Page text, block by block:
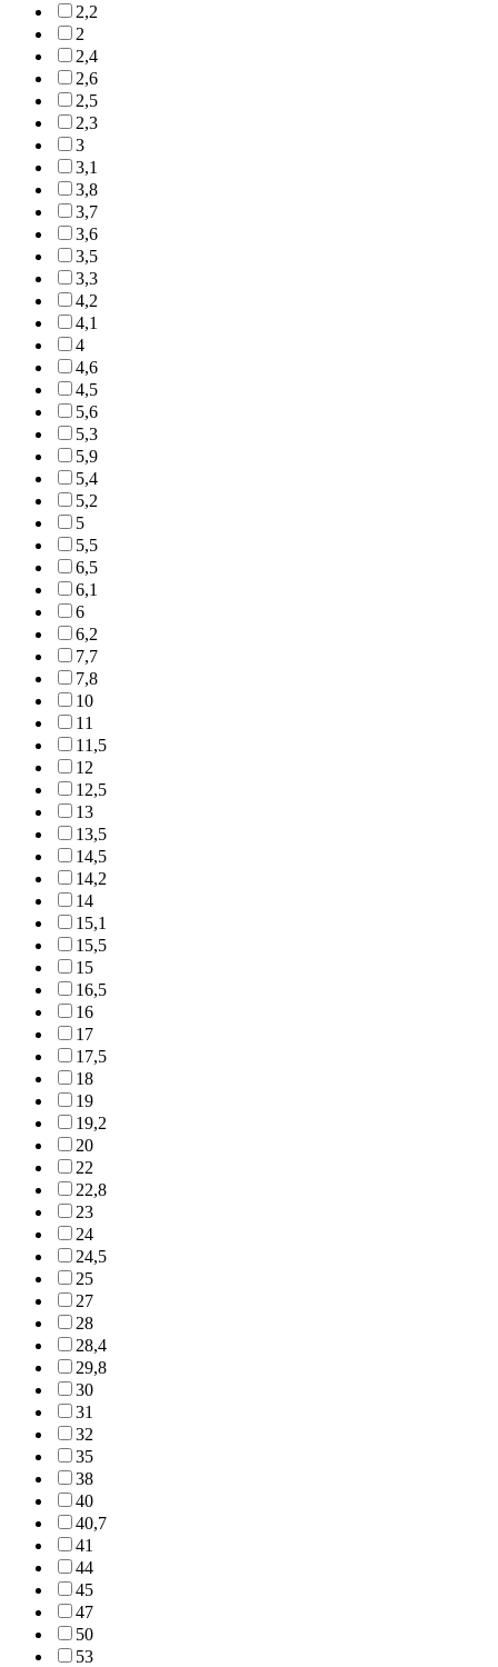
2,2
2
2,4
2,6
2,5
2,3
3
3,1
3,8
3,7
3,6
3,5
3,3
4,2
4,1
4
4,6
4,5
5,6
5,3
5,9
5,4
5,2
5
5,5
6,5
6,1
6
6,2
7,7
7,8
10
11
11,5
12
12,5
13
13,5
14,5
14,2
14
15,1
15,5
15
16,5
16
17
17,5
18
19
19,2
20
22
22,8
23
24
24,5
25
27
28
28,4
29,8
30
31
32
35
38
40
40,7
41
44
45
47
50
53